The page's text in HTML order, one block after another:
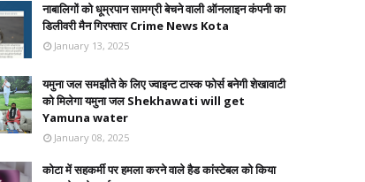
नाबालिगों को धूम्रपान सामग्री बेचने वाली ऑनलाइन कंपनी का
डिलीवरी मैन गिरफ्तार Crime News Kota
January 13, 2025
यमुना जल समझौते के लिए ज्वाइन्ट टास्क फोर्स बनेगी शेखावाटी
को मिलेगा यमुना जल Shekhawati will get
Yamuna water
January 08, 2025
कोटा में सहकर्मी पर हमला करने वाले हैड कांस्टेबल को किया